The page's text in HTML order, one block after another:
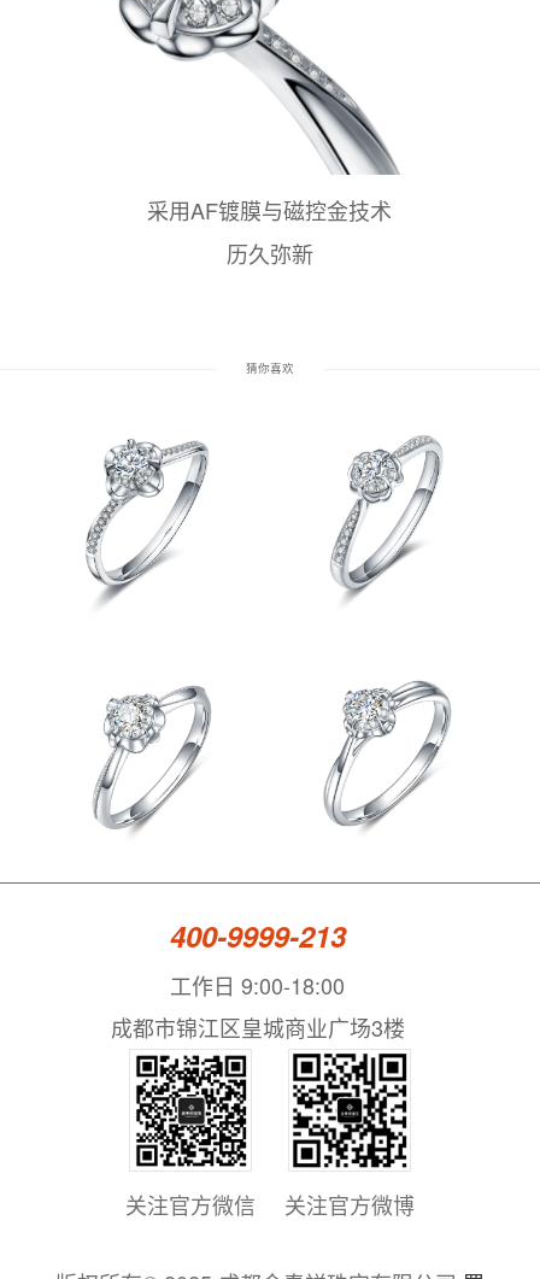
采用AF镀膜与磁控金技术
历久弥新
猜你喜欢
400-9999-213
工作日 9:00-18:00
成都市锦江区皇城商业广场3楼
关注官方微信 关注官方微博